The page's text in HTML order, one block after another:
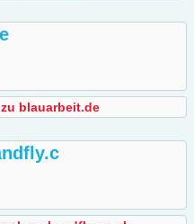
blauarbeit.de